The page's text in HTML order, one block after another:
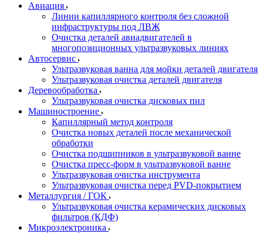
Авиация
Линии капиллярного контроля без сложной
инфраструктуры под ЛВЖ
Очистка деталей авиадвигателей в
многопозиционных ультразвуковых линиях
Автосервис
Ультразвуковая ванна для мойки деталей двигателя
Ультразвуковая очистка деталей двигателя
Деревообработка
Ультразвуковая очистка дисковых пил
Машиностроение
Капиллярный метод контроля
Очистка новых деталей после механической
обработки
Очистка подшипников в ультразвуковой ванне
Очистка пресс-форм в ультразвуковой ванне
Ультразвуковая очистка инструмента
Ультразвуковая очистка перед PVD-покрытием
Металлургия / ГОК
Ультразвуковая очистка керамических дисковых
фильтров (КДФ)
Микроэлектроника